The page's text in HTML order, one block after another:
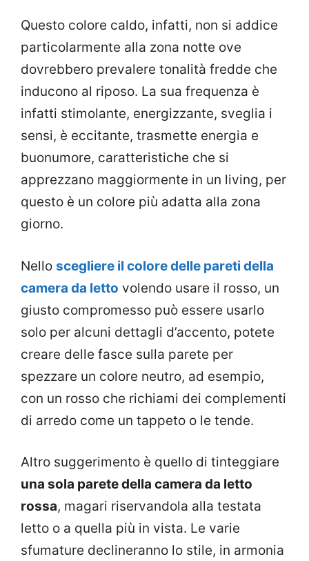
Questo colore caldo, infatti, non si addice
particolarmente alla zona notte ove
dovrebbero prevalere tonalità fredde che
inducono al riposo. La sua frequenza è
infatti stimolante, energizzante, sveglia i
sensi, è eccitante, trasmette energia e
buonumore, caratteristiche che si
apprezzano maggiormente in un living, per
questo è un colore più adatta alla zona
giorno.
Nello scegliere il colore delle pareti della
camera da letto volendo usare il rosso, un
giusto compromesso può essere usarlo
solo per alcuni dettagli d’accento, potete
creare delle fasce sulla parete per
spezzare un colore neutro, ad esempio,
con un rosso che richiami dei complementi
di arredo come un tappeto o le tende.
Altro suggerimento è quello di tinteggiare
una sola parete della camera da letto
rossa, magari riservandola alla testata
letto o a quella più in vista. Le varie
sfumature declineranno lo stile, in armonia